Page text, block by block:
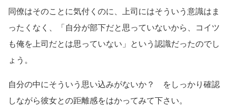
同僚はそのことに気付くのに、上司にはそういう意識はま
ったくなく、「自分が部下だと思っていないから、コイツ
も俺を上司だとは思っていない」という認識だったのでし
ょう。
自分の中にそういう思い込みがないか？ をしっかり確認
しながら彼女との距離感をはかってみて下さい。